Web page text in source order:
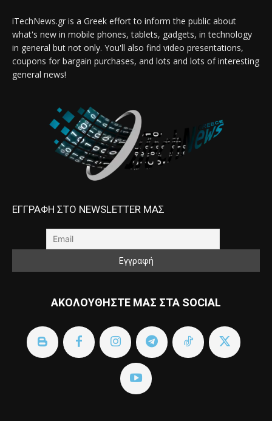
iTechNews.gr is a Greek effort to inform the public about
what's new in mobile phones, tablets, gadgets, in technology
in general but not only. You'll also find video presentations,
coupons for bargain purchases, and lots and lots of interesting
general news!
ΕΓΓΡΑΦΗ ΣΤΟ NEWSLETTER ΜΑΣ
ΑΚΟΛΟΥΘΗΣΤΕ ΜΑΣ ΣΤΑ SOCIAL